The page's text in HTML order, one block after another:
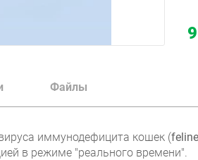
Файлы
иммунодефицита кошек (
в режиме "реального времени".